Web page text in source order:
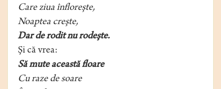
Care ziua înfloreşte,
Noaptea creşte,
Dar de rodit nu rodeşte.
Şi că vrea:
Să mute această floare
Cu raze de soare